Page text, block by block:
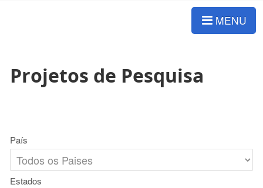
MENU
Projetos de Pesquisa
País
Estados